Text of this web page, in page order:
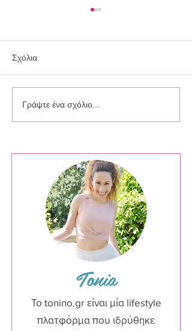
Σχόλια
Γράψτε ένα σχόλιο...
Το tonino.gr είναι μία lifestyle
πλατφόρμα που ιδρύθηκε
Tonia